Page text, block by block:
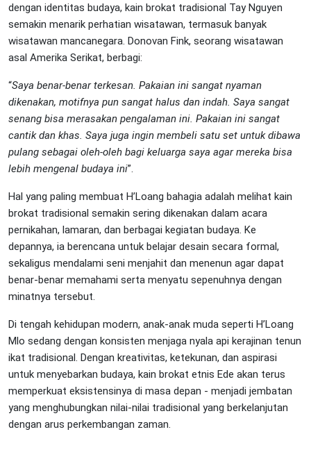
dengan identitas budaya, kain brokat tradisional Tay Nguyen
semakin menarik perhatian wisatawan, termasuk banyak
wisatawan mancanegara. Donovan Fink, seorang wisatawan
asal Amerika Serikat, berbagi:
“Saya benar-benar terkesan. Pakaian ini sangat nyaman
dikenakan, motifnya pun sangat halus dan indah. Saya sangat
senang bisa merasakan pengalaman ini. Pakaian ini sangat
cantik dan khas. Saya juga ingin membeli satu set untuk dibawa
pulang sebagai oleh-oleh bagi keluarga saya agar mereka bisa
lebih mengenal budaya ini”.
Hal yang paling membuat H’Loang bahagia adalah melihat kain
brokat tradisional semakin sering dikenakan dalam acara
pernikahan, lamaran, dan berbagai kegiatan budaya. Ke
depannya, ia berencana untuk belajar desain secara formal,
sekaligus mendalami seni menjahit dan menenun agar dapat
benar-benar memahami serta menyatu sepenuhnya dengan
minatnya tersebut.
Di tengah kehidupan modern, anak-anak muda seperti H’Loang
Mlo sedang dengan konsisten menjaga nyala api kerajinan tenun
ikat tradisional. Dengan kreativitas, ketekunan, dan aspirasi
untuk menyebarkan budaya, kain brokat etnis Ede akan terus
memperkuat eksistensinya di masa depan - menjadi jembatan
yang menghubungkan nilai-nilai tradisional yang berkelanjutan
dengan arus perkembangan zaman.